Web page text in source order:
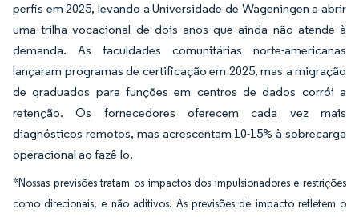
perfis em 2025, levando a Universidade de Wageningen a abrir
uma trilha vocacional de dois anos que ainda não atende à
demanda. As faculdades comunitárias norte-americanas
lançaram programas de certificação em 2025, mas a migração
de graduados para funções em centros de dados corrói a
retenção. Os fornecedores oferecem cada vez mais
diagnósticos remotos, mas acrescentam 10-15% à sobrecarga
operacional ao fazê-lo.
*Nossas previsões tratam os impactos dos impulsionadores e restrições
como direcionais, e não aditivos. As previsões de impacto refletem o